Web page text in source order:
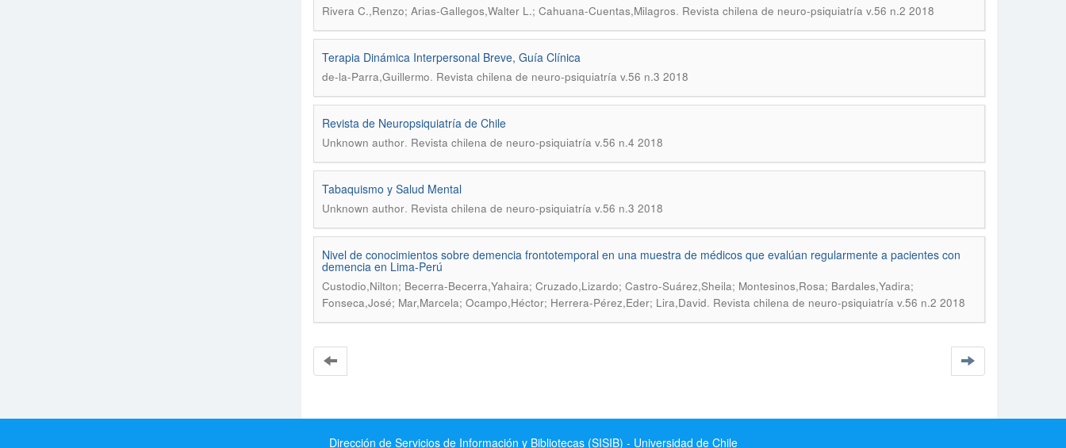
Rivera C.,Renzo; Arias-Gallegos,Walter L.; Cahuana-Cuentas,Milagros. Revista chilena de neuro-psiquiatría v.56 n.2 2018
Terapia Dinámica Interpersonal Breve, Guía Clínica
de-la-Parra,Guillermo. Revista chilena de neuro-psiquiatría v.56 n.3 2018
Revista de Neuropsiquiatría de Chile
Unknown author. Revista chilena de neuro-psiquiatría v.56 n.4 2018
Tabaquismo y Salud Mental
Unknown author. Revista chilena de neuro-psiquiatría v.56 n.3 2018
Nivel de conocimientos sobre demencia frontotemporal en una muestra de médicos que evalúan regularmente a pacientes con
demencia en Lima-Perú
Custodio,Nilton; Becerra-Becerra,Yahaira; Cruzado,Lizardo; Castro-Suárez,Sheila; Montesinos,Rosa; Bardales,Yadira;
Fonseca,José; Mar,Marcela; Ocampo,Héctor; Herrera-Pérez,Eder; Lira,David. Revista chilena de neuro-psiquiatría v.56 n.2 2018
Dirección de Servicios de Información y Bibliotecas (SISIB) - Universidad de Chile